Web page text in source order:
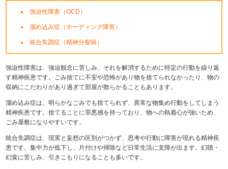
強迫性障害（OCD）
溜め込み症（ホーディング障害）
統合失調症（精神分裂病）
強迫性障害は、強迫観念に苦しみ、それを解消するために特定の行動を繰り返
す精神疾患です。ごみ捨てに不安や恐怖があり物を捨てられなかったり、物の
収納にこだわりがあり過ぎて部屋が散らかることもあります。
溜め込み症は、明らかなごみでも捨てられず、異常な物集め行動をしてしまう
精神疾患です。捨てることに罪悪感を持っており、物への執着心が強いため、
ごみ屋敷になりやすいです。
統合失調症は、現実と妄想の区別がつかず、思考や行動に障害が現れる精神疾
患です。集中力が低下し、片付けや掃除など日常生活に支障が出ます。幻聴・
幻覚に苦しみ、引きこもりになることも多いです。